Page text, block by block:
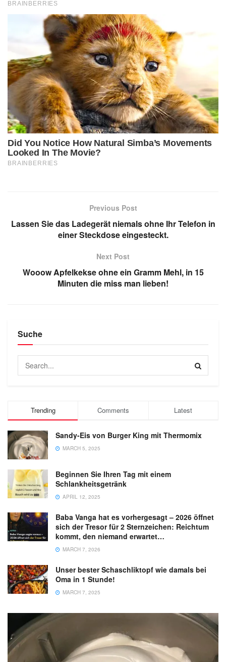
Previous Post
Lassen Sie das Ladegerät niemals ohne Ihr Telefon in
einer Steckdose eingesteckt.
Next Post
Wooow Apfelkekse ohne ein Gramm Mehl, in 15
Minuten die miss man lieben!
Suche
Trending Comments Latest
Sandy-Eis von Burger King mit Thermomix
MARCH 5, 2025
Beginnen Sie Ihren Tag mit einem
Schlankheitsgetränk
APRIL 12, 2025
Baba Vanga hat es vorhergesagt – 2026 öffnet
sich der Tresor für 2 Sternzeichen: Reichtum
kommt, den niemand erwartet…
MARCH 7, 2026
Unser bester Schaschliktopf wie damals bei
Oma in 1 Stunde!
MARCH 7, 2025